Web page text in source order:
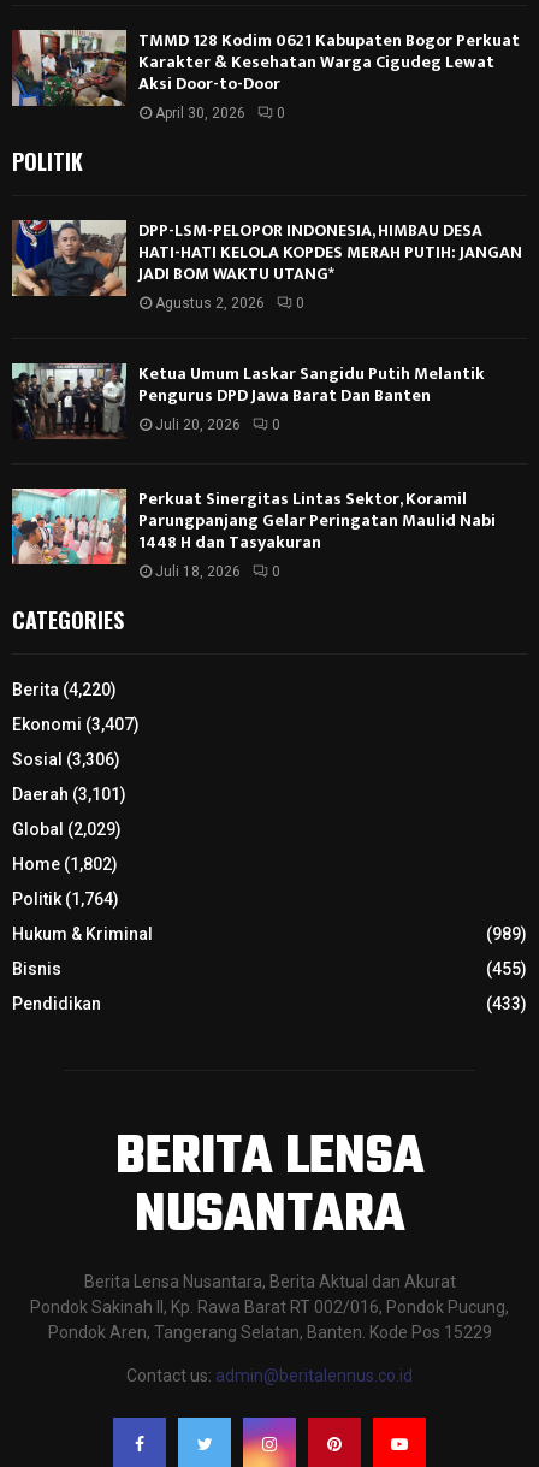
TMMD 128 Kodim 0621 Kabupaten Bogor Perkuat
Karakter & Kesehatan Warga Cigudeg Lewat
Aksi Door-to-Door
April 30, 2026 0
POLITIK
DPP-LSM-PELOPOR INDONESIA, HIMBAU DESA
HATI-HATI KELOLA KOPDES MERAH PUTIH: JANGAN
JADI BOM WAKTU UTANG*
Agustus 2, 2026 0
Ketua Umum Laskar Sangidu Putih Melantik
Pengurus DPD Jawa Barat Dan Banten
Juli 20, 2026 0
Perkuat Sinergitas Lintas Sektor, Koramil
Parungpanjang Gelar Peringatan Maulid Nabi
1448 H dan Tasyakuran
Juli 18, 2026 0
CATEGORIES
Berita (4,220)
Ekonomi (3,407)
Sosial (3,306)
Daerah (3,101)
Global (2,029)
Home (1,802)
Politik (1,764)
Hukum & Kriminal
(989)
Bisnis
(455)
Pendidikan
(433)
BERITA LENSA
NUSANTARA
Berita Lensa Nusantara, Berita Aktual dan Akurat
Pondok Sakinah II, Kp. Rawa Barat RT 002/016, Pondok Pucung,
Pondok Aren, Tangerang Selatan, Banten. Kode Pos 15229
Contact us: admin@beritalennus.co.id